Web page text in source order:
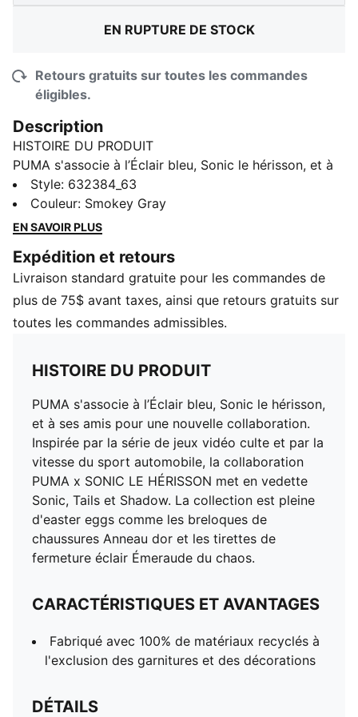
EN RUPTURE DE STOCK
Retours gratuits sur toutes les commandes
éligibles.
Description
HISTOIRE DU PRODUIT
PUMA s'associe à l’Éclair bleu, Sonic le hérisson, et à
ses amis pour une nouvelle collaboration. Inspirée par
la série de jeux vidéo culte et par la vitesse du sport
automobile, la collaboration PUMA x SONIC LE
collection est pleine d'easter eggs comme les
breloques de chaussures Anneau dor et les tirettes de
fermeture éclair Émeraude du chaos.
CARACTÉRISTIQUES ET AVANTAGES
DÉTAILS
Coupe décontractée
Longueur régulière
Taille moyenne
Taille élastique avec cordons de serrage internes pour
un ajustement personnalisé
Détails de co-branding PUMA x SONIC LE HÉRISSON
PUMA Youth : Recommandé pour les grands enfants
entre 8 et 16 ans
Style: 632384_63
Couleur: Smokey Gray
EN SAVOIR PLUS
Expédition et retours
Livraison standard gratuite pour les commandes de
plus de 75$ avant taxes, ainsi que retours gratuits sur
toutes les commandes admissibles.
HISTOIRE DU PRODUIT
PUMA s'associe à l’Éclair bleu, Sonic le hérisson,
et à ses amis pour une nouvelle collaboration.
Inspirée par la série de jeux vidéo culte et par la
vitesse du sport automobile, la collaboration
PUMA x SONIC LE HÉRISSON met en vedette
Sonic, Tails et Shadow. La collection est pleine
d'easter eggs comme les breloques de
chaussures Anneau dor et les tirettes de
fermeture éclair Émeraude du chaos.
CARACTÉRISTIQUES ET AVANTAGES
Fabriqué avec 100% de matériaux recyclés à
l'exclusion des garnitures et des décorations
DÉTAILS